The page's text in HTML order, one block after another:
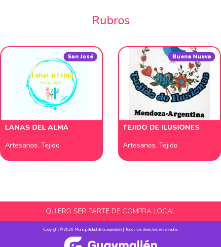
Rubros
San José
LANAS DEL ALMA
Artesanos, Tejido
Buena Nueva
TEJIDO DE ILUSIONES
Artesanos, Tejido
QUIERO SER PARTE DE COMPRA LOCAL
Copyright © 2020 Municipalidad de Guaymallén | Todos los derechos reservados